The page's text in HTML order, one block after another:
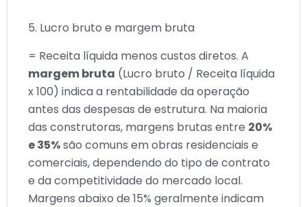
5. Lucro bruto e margem bruta
= Receita líquida menos custos diretos. A
margem bruta (Lucro bruto / Receita líquida
x 100) indica a rentabilidade da operação
antes das despesas de estrutura. Na maioria
das construtoras, margens brutas entre 20%
e 35%são comuns em obras residenciais e
comerciais, dependendo do tipo de contrato
e da competitividade do mercado local.
Margens abaixo de 15% geralmente indicam